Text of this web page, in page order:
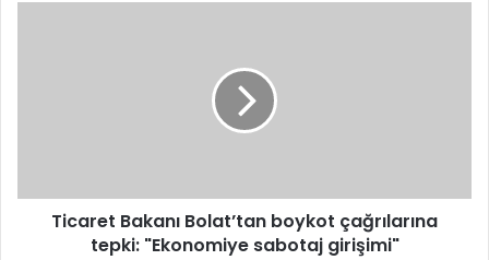
girişimi"
Ticaret Bakanı Bolat’tan boykot çağrılarına
tepki: "Ekonomiye sabotaj girişimi"